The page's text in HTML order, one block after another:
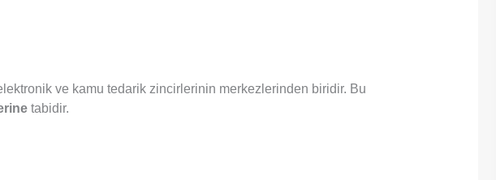
ve kamu tedarik zincirlerinin merkezlerinden biridir. Bu
tabidir.